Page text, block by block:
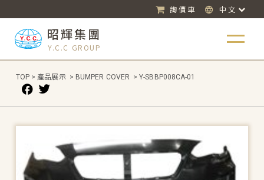
詢價車 中文
昭輝集團
Y.C.C GROUP
TOP > 產品展示 > BUMPER COVER > Y-SBBP008CA-01